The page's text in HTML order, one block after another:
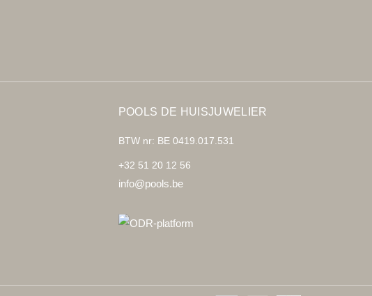
POOLS DE HUISJUWELIER
BTW nr: BE 0419.017.531
+32 51 20 12 56
info@pools.be